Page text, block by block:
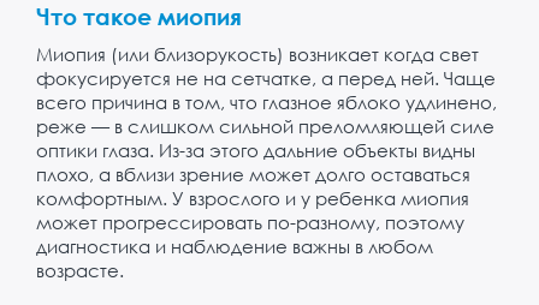
Что такое миопия
Миопия (или близорукость) возникает когда свет
фокусируется не на сетчатке, а перед ней. Чаще
всего причина в том, что глазное яблоко удлинено,
реже — в слишком сильной преломляющей силе
оптики глаза. Из-за этого дальние объекты видны
плохо, а вблизи зрение может долго оставаться
комфортным. У взрослого и у ребенка миопия
может прогрессировать по-разному, поэтому
диагностика и наблюдение важны в любом
возрасте.